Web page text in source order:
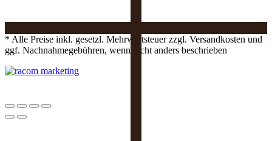
* Alle Preise inkl. gesetzl. Mehrwertsteuer zzgl. Versandkosten und
ggf. Nachnahmegebühren, wenn nicht anders beschrieben